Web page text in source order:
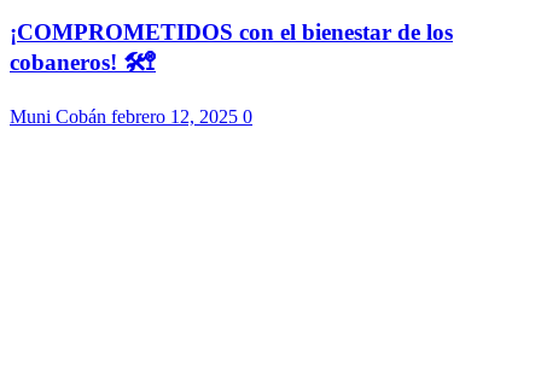
¡COMPROMETIDOS con el bienestar de los
cobaneros! 🛠️🚏
Muni Cobán febrero 12, 2025 0